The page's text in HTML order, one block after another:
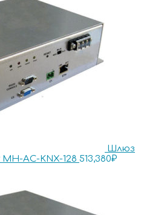
Шлюз
AC-KNX-128 513,380₽